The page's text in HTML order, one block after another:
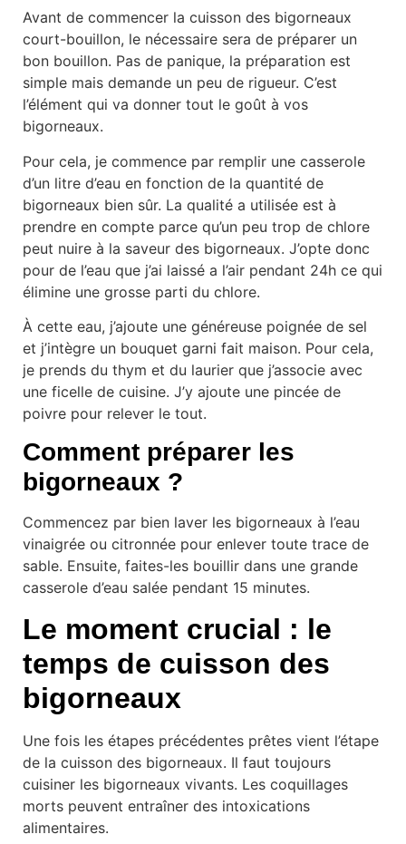
Avant de commencer la cuisson des bigorneaux
court-bouillon, le nécessaire sera de préparer un
bon bouillon. Pas de panique, la préparation est
simple mais demande un peu de rigueur. C’est
l’élément qui va donner tout le goût à vos
bigorneaux.
Pour cela, je commence par remplir une casserole
d’un litre d’eau en fonction de la quantité de
bigorneaux bien sûr. La qualité a utilisée est à
prendre en compte parce qu’un peu trop de chlore
peut nuire à la saveur des bigorneaux. J’opte donc
pour de l’eau que j’ai laissé a l’air pendant 24h ce qui
élimine une grosse parti du chlore.
À cette eau, j’ajoute une généreuse poignée de sel
et j’intègre un bouquet garni fait maison. Pour cela,
je prends du thym et du laurier que j’associe avec
une ficelle de cuisine. J’y ajoute une pincée de
poivre pour relever le tout.
Comment préparer les
bigorneaux ?
Commencez par bien laver les bigorneaux à l’eau
vinaigrée ou citronnée pour enlever toute trace de
sable. Ensuite, faites-les bouillir dans une grande
casserole d’eau salée pendant 15 minutes.
Le moment crucial : le
temps de cuisson des
bigorneaux
Une fois les étapes précédentes prêtes vient l’étape
de la cuisson des bigorneaux. Il faut toujours
cuisiner les bigorneaux vivants. Les coquillages
morts peuvent entraîner des intoxications
alimentaires.